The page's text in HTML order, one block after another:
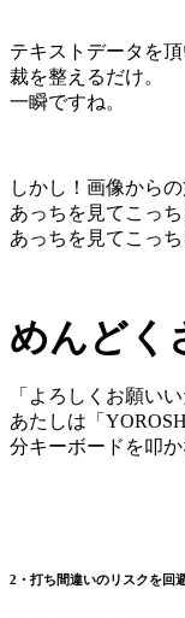
テキストデータを
裁を整えるだけ。
一瞬ですね。
しかし！画像から
あっちを見てこっ
あっちを見てこっ
めんどく
「よろしくお願い
あたしは「
分キーボードを叩
2・打ち間違いのリスクを回